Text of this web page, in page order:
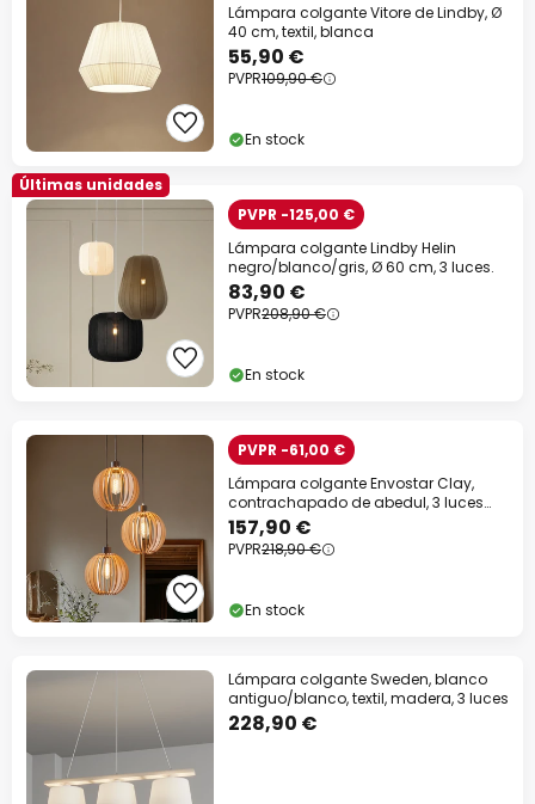
Lámpara colgante Vitore de Lindby, Ø
40 cm, textil, blanca
55,90 €
PVPR109,90 €
En stock
Últimas unidades
PVPR -125,00 €
Lámpara colgante Lindby Helin
negro/blanco/gris, Ø 60 cm, 3 luces.
83,90 €
PVPR208,90 €
En stock
PVPR -61,00 €
Lámpara colgante Envostar Clay,
contrachapado de abedul, 3 luces
redondas
157,90 €
PVPR218,90 €
En stock
Lámpara colgante Sweden, blanco
antiguo/blanco, textil, madera, 3 luces
228,90 €